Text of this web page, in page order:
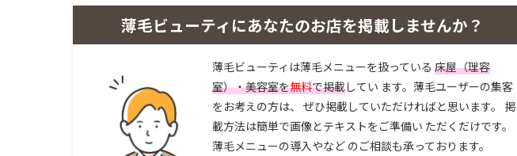
薄毛ビューティにあなたのお店を掲載しませんか？
薄毛ビューティは薄毛メニューを扱っている 床屋（理容
室）・美容室を無料で掲載してい ます。薄毛ユーザーの集客
をお考えの方は、 ぜひ掲載していただければと思います。 掲
載方法は簡単で画像とテキストをご準備い ただくだけです。
薄毛メニューの導入やなど のご相談も承っております。